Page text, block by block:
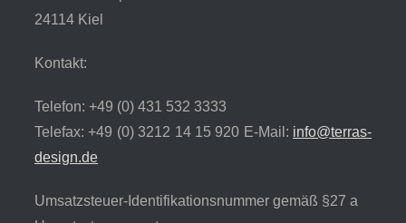
24114 Kiel
Kontakt:
Telefon: +49 (0) 431 532 3333
Telefax: +49 (0) 3212 14 15 920 E-Mail: info@terras-
design.de
Umsatzsteuer-Identifikationsnummer gemäß §27 a